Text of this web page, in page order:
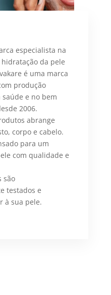
especialista na
da pele
é uma marca
produção
e no bem
2006.
abrange
corpo e cabelo.
para um
com qualidade e
são
testados e
à sua pele.